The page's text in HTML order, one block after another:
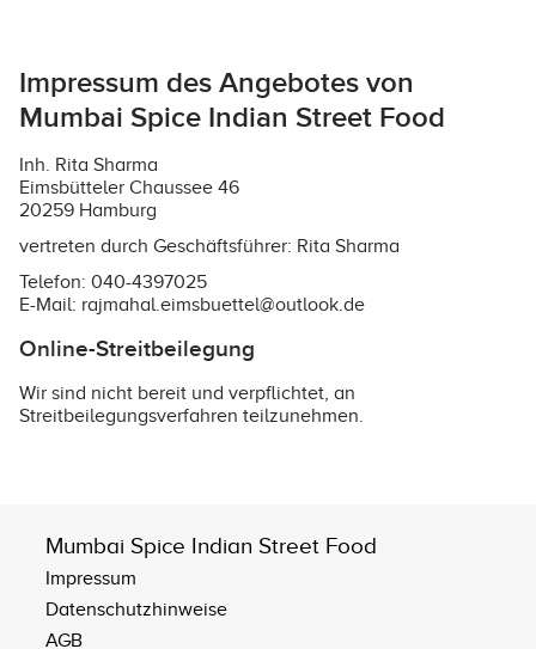
Impressum des Angebotes von
Mumbai Spice Indian Street Food
Inh. Rita Sharma
Eimsbütteler Chaussee 46
20259 Hamburg
vertreten durch Geschäftsführer: Rita Sharma
Telefon: 040-4397025
E-Mail: rajmahal.eimsbuettel@outlook.de
Online-Streitbeilegung
Wir sind nicht bereit und verpflichtet, an
Streitbeilegungsverfahren teilzunehmen.
Mumbai Spice Indian Street Food
Impressum
Datenschutzhinweise
AGB